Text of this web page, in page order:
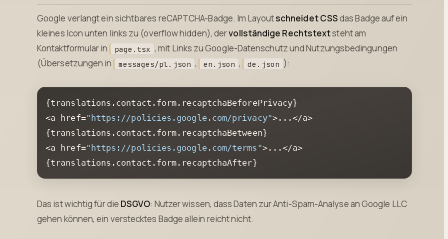
Google verlangt ein sichtbares reCAPTCHA-Badge. Im Layoutschneidet CSSdas Badge auf ein
kleines Icon unten links zu (overflow hidden), dervollständige Rechtstextsteht am
Kontaktformular in
page.tsx , mit Links zu Google-Datenschutz und Nutzungsbedingungen
(Übersetzungen in
messages/pl.json , en.json , de.json ):
{translations. contact . form . recaptchaBeforePrivacy}
<a href="https://policies.google.com/privacy">...</a>
{translations. contact . form . recaptchaBetween}
<a href="https://policies.google.com/terms">...</a>
{translations. contact . form . recaptchaAfter}
Das ist wichtig für die DSGVO: Nutzer wissen, dass Daten zur Anti-Spam-Analyse an Google LLC
gehen können, ein verstecktes Badge allein reicht nicht.